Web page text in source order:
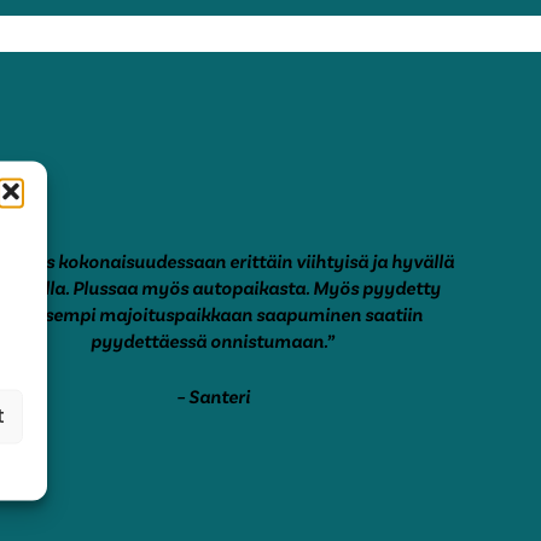
kokonaisuudessaan erittäin viihtyisä ja hyvällä
Plussaa myös autopaikasta. Myös pyydetty
aikaisempi majoituspaikkaan saapuminen saatiin
pyydettäessä onnistumaan.”
– Santeri